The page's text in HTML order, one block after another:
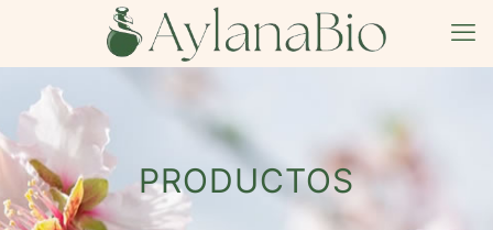
PRODUCTOS